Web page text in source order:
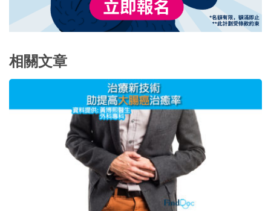
相關文章